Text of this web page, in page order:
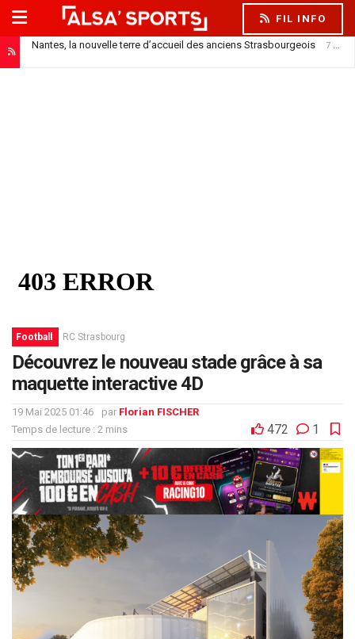
FIL INFO
Nantes, la nouvelle terre d’accueil des anciens Strasbourgeois
7 août 2026
Officiel : Saïdou Sow prêté au FC Nantes
Football RC Strasbourg
Découvrez le nouveau stade grâce à sa
maquette interactive 4D
19 Mai 2025 01:46 par Florian FISCHER
Temps de lecture : 2 mins
472 1